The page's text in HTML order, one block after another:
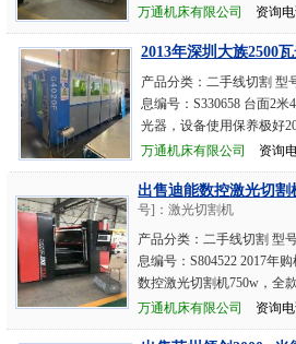
万通机床有限公司
资询电
2013年深圳大族2500
产品分类：二手线切割 型
息编号：S330658 台面2
光器，设备使用保养极好
万通机床有限公司
资询电
出售迪能数控激光切割
号]：激光切割机
产品分类：二手线切割 型
息编号：S804522 2017年
数控激光切割机750w，全
万通机床有限公司
资询电